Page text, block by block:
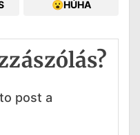
😮HÚHA
post a